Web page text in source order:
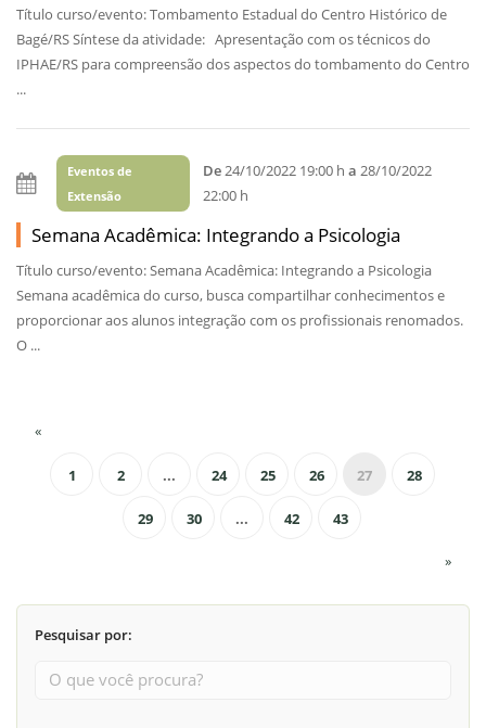
Título curso/evento: Tombamento Estadual do Centro Histórico de
Bagé/RS Síntese da atividade: Apresentação com os técnicos do
IPHAE/RS para compreensão dos aspectos do tombamento do Centro
...
Eventos de
Extensão
De24/10/2022 19:00 ha 28/10/2022
22:00 h
Semana Acadêmica: Integrando a Psicologia
Título curso/evento: Semana Acadêmica: Integrando a Psicologia
Semana acadêmica do curso, busca compartilhar conhecimentos e
proporcionar aos alunos integração com os profissionais renomados.
O ...
«
1 2 ... 24 25 26 27 28
29 30 ... 42 43
»
Pesquisar por: